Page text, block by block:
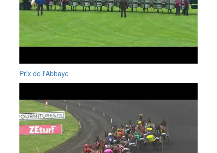
Prix de l'Abbaye